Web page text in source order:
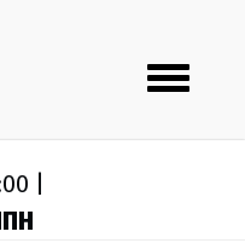
Toggle
navigation
|